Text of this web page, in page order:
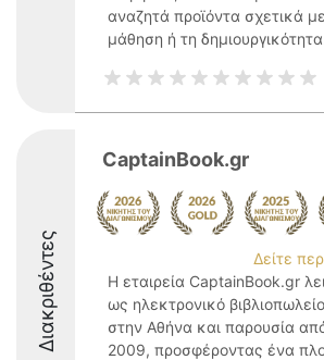
αναζητά προϊόντα σχετικά
μάθηση ή τη
Διακριθέντες
CaptainBook.gr
Δείτε
Η εταιρεία CaptainBook.gr
ως ηλεκτρονικό
στην Αθήνα και παρουσία
2009, προσφέροντας ένα